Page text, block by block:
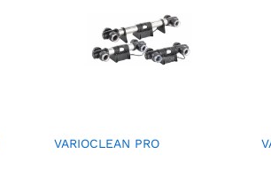
VARIOCLEAN PRO